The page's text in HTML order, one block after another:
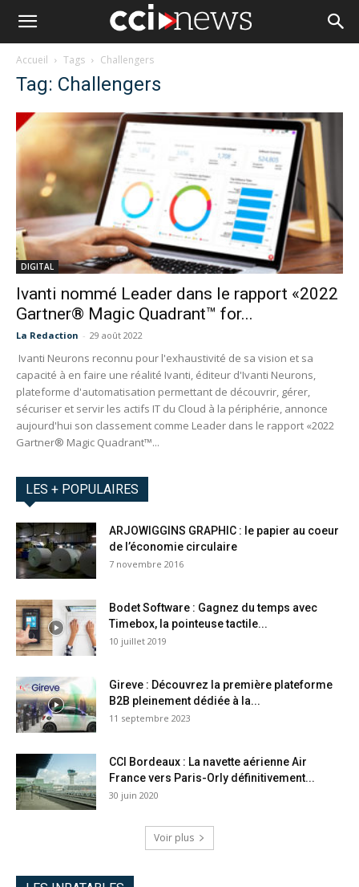
Accueil Tags Challengers
Tag: Challengers
DIGITAL
Ivanti nommé Leader dans le rapport «2022
Gartner® Magic Quadrant™ for...
La Redaction - 29 août 2022
Ivanti Neurons reconnu pour l'exhaustivité de sa vision et sa
capacité à en faire une réalité Ivanti, éditeur d'Ivanti Neurons,
plateforme d'automatisation permettant de découvrir, gérer,
sécuriser et servir les actifs IT du Cloud à la périphérie, annonce
aujourd'hui son classement comme Leader dans le rapport «2022
Gartner® Magic Quadrant™...
LES + POPULAIRES
ARJOWIGGINS GRAPHIC : le papier au coeur
de l’économie circulaire
7 novembre 2016
Bodet Software : Gagnez du temps avec
Timebox, la pointeuse tactile...
10 juillet 2019
Gireve : Découvrez la première plateforme
B2B pleinement dédiée à la...
11 septembre 2023
CCI Bordeaux : La navette aérienne Air
France vers Paris-Orly définitivement...
30 juin 2020
Voir plus